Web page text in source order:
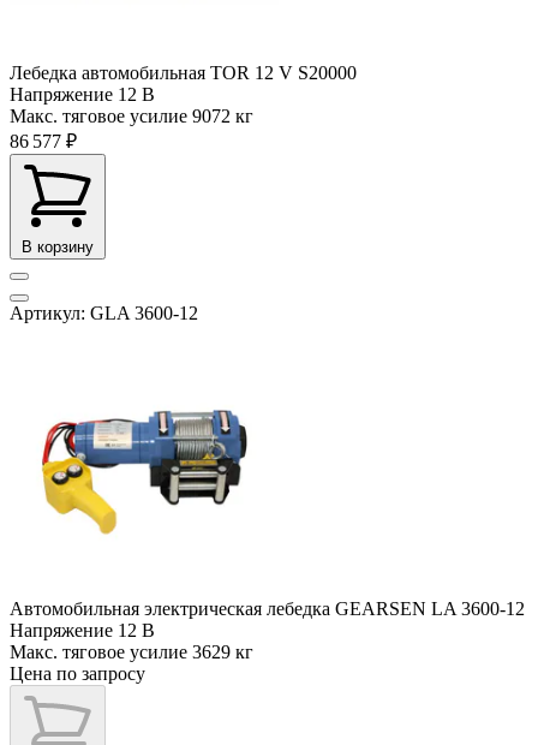
Лебедка автомобильная TOR 12 V S20000
Напряжение 12 В
Макс. тяговое усилие 9072 кг
86 577 ₽
В корзину
Артикул: GLA 3600-12
Автомобильная электрическая лебедка GEARSEN LA 3600-12
Напряжение 12 В
Макс. тяговое усилие 3629 кг
Цена по запросу